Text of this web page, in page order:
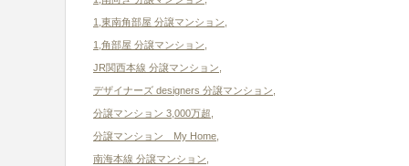
1,東南角部屋 分譲マンション
1,角部屋 分譲マンション
JR関西本線 分譲マンション
デザイナーズ designers 分譲マンション
分譲マンション 3,000万超
分譲マンション My Home
南海本線 分譲マンション